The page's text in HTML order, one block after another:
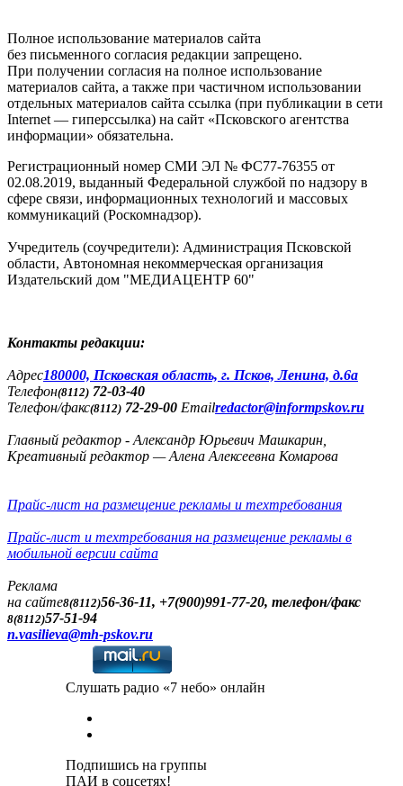
Полное использование материалов сайта
без письменного согласия редакции запрещено.
При получении согласия на полное использование
материалов сайта, а также при частичном использовании
отдельных материалов сайта ссылка (при публикации в сети
Internet — гиперссылка) на сайт «Псковского агентства
информации» обязательна.
Регистрационный номер СМИ ЭЛ № ФС77-76355 от
02.08.2019, выданный Федеральной службой по надзору в
сфере связи, информационных технологий и массовых
коммуникаций (Роскомнадзор).
Учредитель (соучредители): Администрация Псковской
области, Автономная некоммерческая организация
Издательский дом "МЕДИАЦЕНТР 60"
Контакты редакции:
Адреc180000, Псковская область, г. Псков, Ленина, д.6а
Телефон(8112) 72-03-40
Телефон/факс(8112) 72-29-00 Emailredactor@informpskov.ru
Главный редактор - Александр Юрьевич Машкарин,
Креативный редактор — Алена Алексеевна Комарова
Прайс-лист на размещение рекламы и техтребования
Прайс-лист и техтребования на размещение рекламы в
мобильной версии сайта
Реклама
на сайте8(8112)56-36-11, +7(900)991-77-20, телефон/факс
8(8112)57-51-94
n.vasilieva@mh-pskov.ru
Слушать радио «7 небо» онлайн
Подпишись на группы
ПАИ в соцсетях!